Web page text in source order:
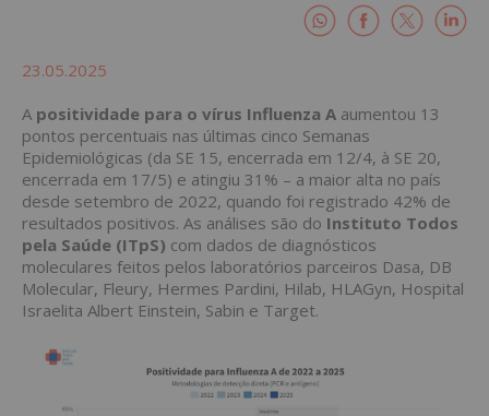
23.05.2025
A positividade para o vírus Influenza A aumentou 13
pontos percentuais nas últimas cinco Semanas
Epidemiológicas (da SE 15, encerrada em 12/4, à SE 20,
encerrada em 17/5) e atingiu 31% – a maior alta no país
desde setembro de 2022, quando foi registrado 42% de
resultados positivos. As análises são do Instituto Todos
pela Saúde (ITpS) com dados de diagnósticos
moleculares feitos pelos laboratórios parceiros Dasa, DB
Molecular, Fleury, Hermes Pardini, Hilab, HLAGyn, Hospital
Israelita Albert Einstein, Sabin e Target.